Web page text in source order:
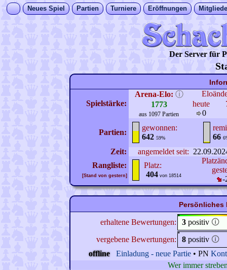
Neues Spiel Partien Turniere Eröffnungen
Der Server für
Spielstärke:
Arena-Elo: ⓘ
1773
aus 1097 Partien
heute
0
Partien:
gewonnen:
642 59%
66
Zeit: angemeldet seit:
Rangliste:
[Stand von gestern]
Platz:
404 von 18514
-
Persönliches
erhaltene Bewertungen: 3 positiv 🛈
vergebene Bewertungen:
8 positiv 🛈
offline
Einladung - neue Partie • PN
Wer immer